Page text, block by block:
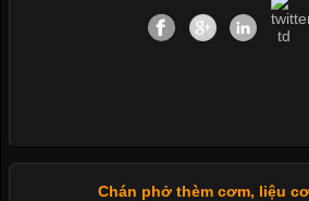
Chán phở thèm cơm, liệu